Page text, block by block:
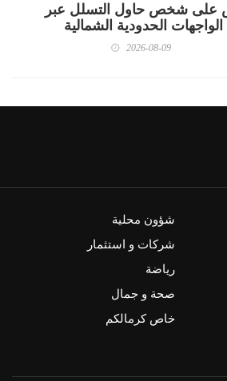
على شخص حاول التسلل عبر
الحدودية الشمالية
2026-08-09
شؤون محلية
شركات و استثمار
رياضة
صحة و جمال
خاص كرمالكم